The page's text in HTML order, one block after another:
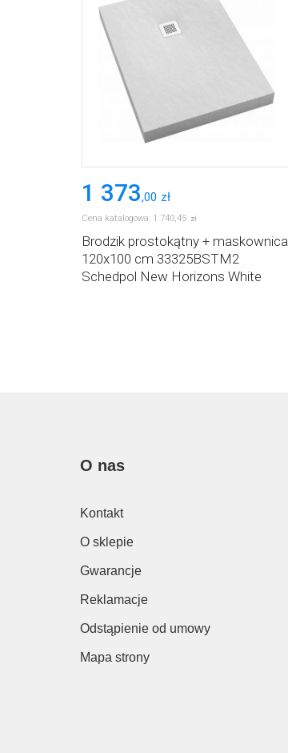
1 373,00 zł
Cena katalogowa: 1 740,45 zł
Brodzik prostokątny + maskownica
120x100 cm 33325BSTM2
Schedpol New Horizons White
O nas
Kontakt
O sklepie
Gwarancje
Reklamacje
Odstąpienie od umowy
Mapa strony